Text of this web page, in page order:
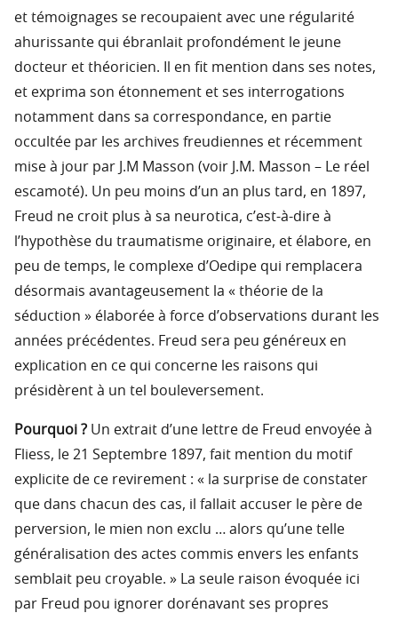
et témoignages se recoupaient avec une régularité
ahurissante qui ébranlait profondément le jeune
docteur et théoricien. Il en fit mention dans ses notes,
et exprima son étonnement et ses interrogations
notamment dans sa correspondance, en partie
occultée par les archives freudiennes et récemment
mise à jour par J.M Masson (voir J.M. Masson – Le réel
escamoté). Un peu moins d’un an plus tard, en 1897,
Freud ne croit plus à sa neurotica, c’est-à-dire à
l’hypothèse du traumatisme originaire, et élabore, en
peu de temps, le complexe d’Oedipe qui remplacera
désormais avantageusement la « théorie de la
séduction » élaborée à force d’observations durant les
années précédentes. Freud sera peu généreux en
explication en ce qui concerne les raisons qui
présidèrent à un tel bouleversement.
Pourquoi ? Un extrait d’une lettre de Freud envoyée à
Fliess, le 21 Septembre 1897, fait mention du motif
explicite de ce revirement : « la surprise de constater
que dans chacun des cas, il fallait accuser le père de
perversion, le mien non exclu … alors qu’une telle
généralisation des actes commis envers les enfants
semblait peu croyable. » La seule raison évoquée ici
par Freud pou ignorer dorénavant ses propres